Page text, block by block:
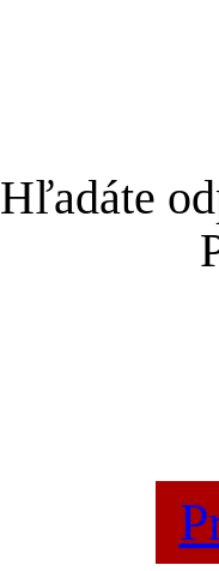
Hľadáte